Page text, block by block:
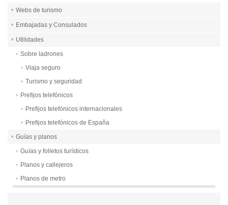
Webs de turismo
Embajadas y Consulados
Utilidades
Sobre ladrones
Viaja seguro
Turismo y seguridad
Prefijos telefónicos
Prefijos telefónicos internacionales
Prefijos telefónicos de España
Guías y planos
Guías y folletos turísticos
Planos y callejeros
Planos de metro